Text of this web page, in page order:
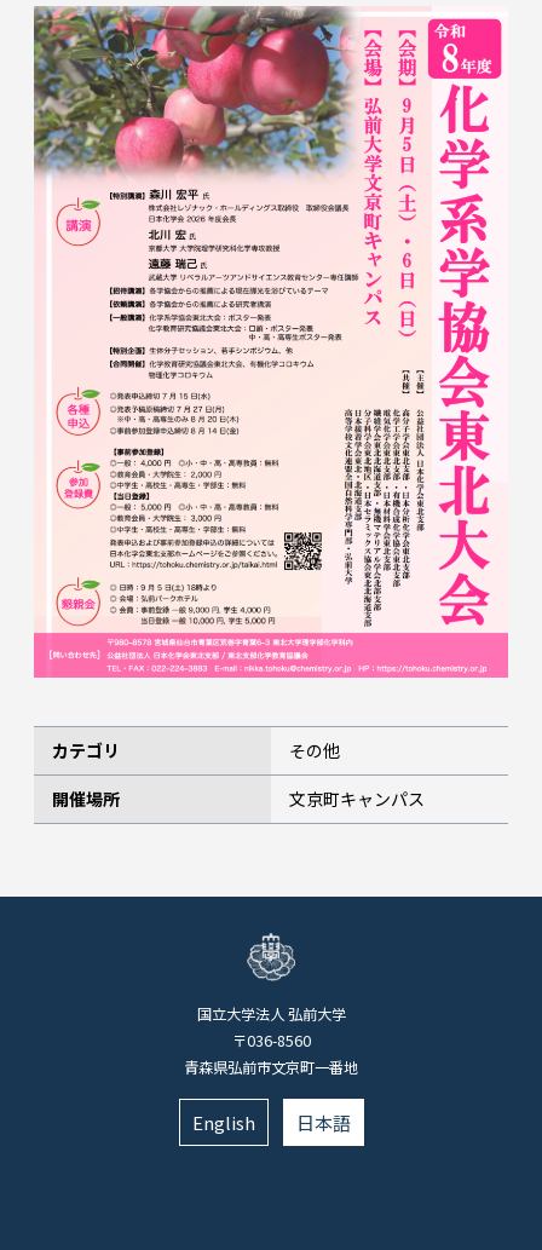
カテゴリ
その他
開催場所
文京町キャンパス
国立大学法人 弘前大学
〒036-8560
青森県弘前市文京町一番地
English 日本語